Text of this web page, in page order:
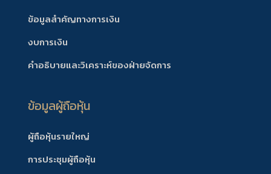
ข้อมูลสำคัญทางการเงิน
งบการเงิน
คำอธิบายและวิเคราะห์ของฝ่ายจัดการ
ข้อมูลผู้ถือหุ้น
ผู้ถือหุ้นรายใหญ่
การประชุมผู้ถือหุ้น